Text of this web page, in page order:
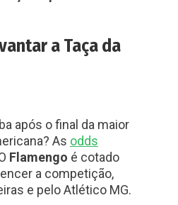
a Taça da
após o final da maior
As odds
Flamengo é cotado
a competição,
e pelo Atlético MG.